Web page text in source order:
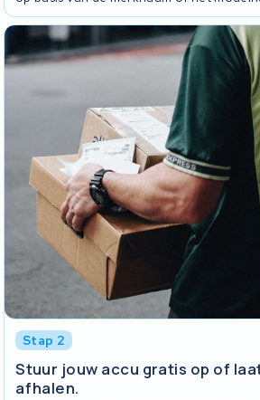
Stap 2
Stuur jouw accu gratis op of
afhalen.